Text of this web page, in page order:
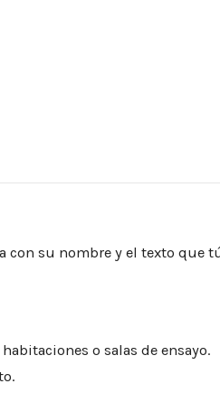
con su nombre y el texto que
o salas de ensayo.